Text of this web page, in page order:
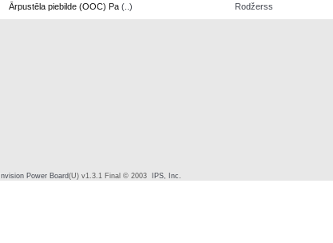
Ārpustēla piebilde (OOC) Pa (..) Rodžerss
Invision Power Board(U) v1.3.1 Final © 2003 IPS, Inc.